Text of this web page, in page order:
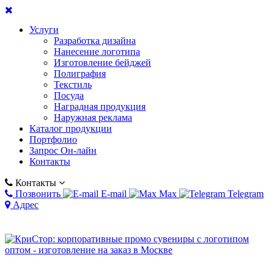
Услуги
Разработка дизайна
Нанесение логотипа
Изготовление бейджей
Полиграфия
Текстиль
Посуда
Наградная продукция
Наружная реклама
Каталог продукции
Портфолио
Запрос Он-лайн
Контакты
Контакты
Позвонить
E-mail Max
Telegram
Адрес